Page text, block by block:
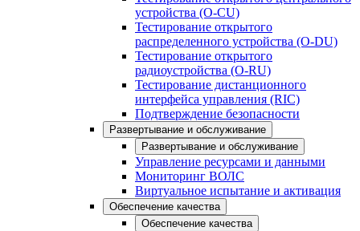
устройства (O-CU)
Тестирование открытого
распределенного устройства (O-DU)
Тестирование открытого
радиоустройства (O-RU)
Тестирование дистанционного
интерфейса управления (RIC)
Подтверждение безопасности
Развертывание и обслуживание
Развертывание и обслуживание
Управление ресурсами и данными
Мониторинг ВОЛС
Виртуальное испытание и активация
Обеспечение качества
Обеспечение качества